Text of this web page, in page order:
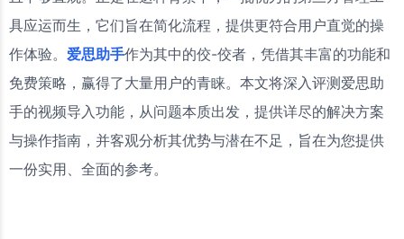
具应运而生，它们旨在简化流程，提供更符合用户直觉的操
作体验。 爱思助手作为其中的佼-佼者，凭借其丰富的功能和
免费策略，赢得了大量用户的青睐。本文将深入评测爱思助
手的视频导入功能，从问题本质出发，提供详尽的解决方案
与操作指南，并客观分析其优势与潜在不足，旨在为您提供
一份实用、全面的参考。